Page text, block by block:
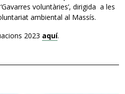
voluntàries’, dirigida a les
ambiental al Massís.
2023 aquí.